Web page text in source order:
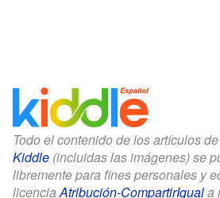
Todo el contenido de los artículos
Kiddle (incluidas las imágenes) se
libremente para fines personales y
licenciaAtribución-CompartirIguala